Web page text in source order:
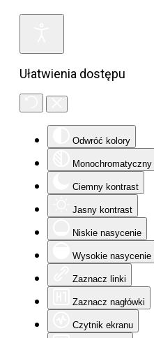
Ułatwienia dostępu
Odwróć kolory
Monochromatyczny
Ciemny kontrast
Jasny kontrast
Niskie nasycenie
Wysokie nasycenie
Zaznacz linki
Zaznacz nagłówki
Czytnik ekranu